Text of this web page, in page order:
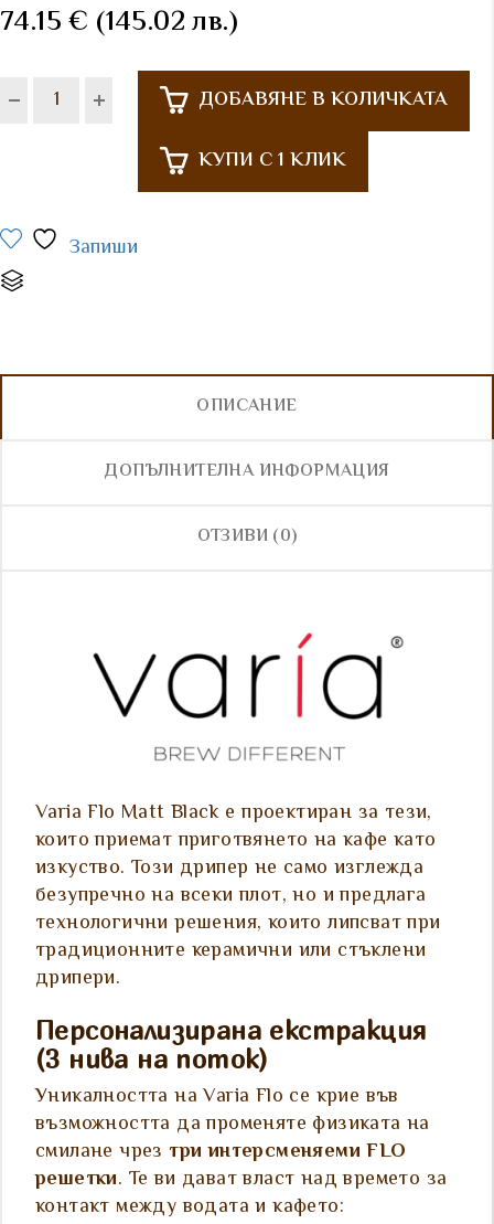
74.15€ (145.02 лв.)
ДОБАВЯНЕ В КОЛИЧКАТА
КУПИ С 1 КЛИК
Запиши
ОПИСАНИЕ
ДОПЪЛНИТЕЛНА ИНФОРМАЦИЯ
ОТЗИВИ (0)
Varia Flo Matt Black е проектиран за тези,
които приемат приготвянето на кафе като
изкуство. Този дрипер не само изглежда
безупречно на всеки плот, но и предлага
технологични решения, които липсват при
традиционните керамични или стъклени
дрипери.
Персонализирана екстракция
(3 нива на поток)
Уникалността на Varia Flo се крие във
възможността да променяте физиката на
смилане чрез три интерсменяеми FLO
решетки. Те ви дават власт над времето за
контакт между водата и кафето: